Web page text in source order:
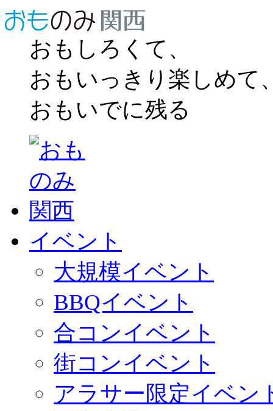
おもしろくて、
おもいっきり楽しめて
おもいでに残る
イベント
大規模イベント
BBQイベント
合コンイベント
街コンイベント
アラサー限定イベン